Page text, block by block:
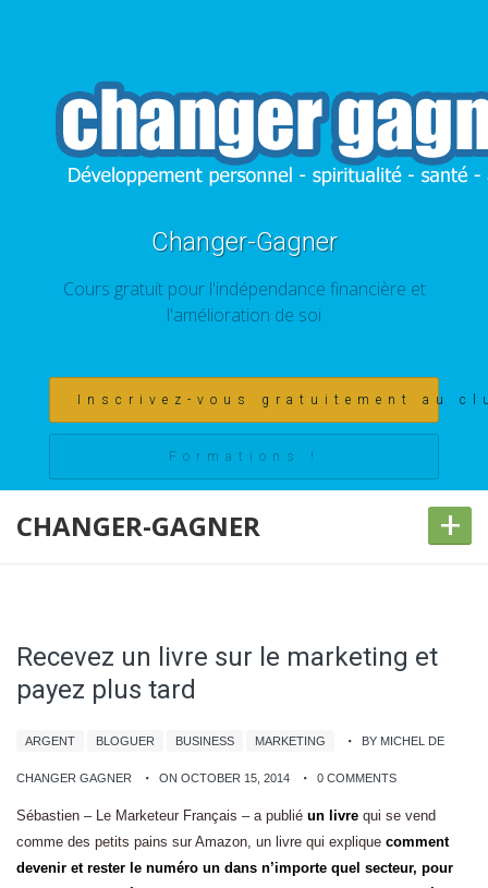
Changer-Gagner
Cours gratuit pour l'indépendance financière et
l'amélioration de soi
Inscrivez-vous gratuitement au
Formations !
CHANGER-GAGNER +
Recevez un livre sur le marketing et
payez plus tard
ARGENT BLOGUER BUSINESS MARKETING BY MICHEL DE
CHANGER GAGNER ON OCTOBER 15, 2014 0 COMMENTS
Sébastien – Le Marketeur Français – a publié un livre qui se vend
comme des petits pains sur Amazon, un livre qui explique comment
devenir et rester le numéro un dans n’importe quel secteur, pour